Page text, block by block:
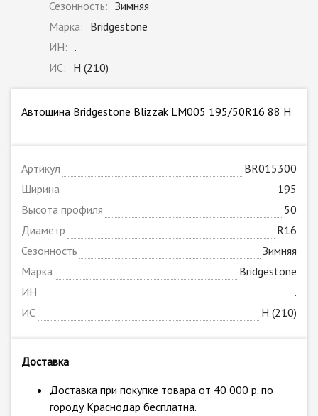
Сезонность: Зимняя
Марка: Bridgestone
ИН: .
ИС: H (210)
Автошина Bridgestone Blizzak LM005 195/50R16 88 H
Артикул
BR015300
Ширина
195
Высота профиля
50
Диаметр
R16
Сезонность
Зимняя
Марка
Bridgestone
ИН
.
ИС
H (210)
Доставка
Доставка при покупке товара от 40 000 р. по
городу Краснодар бесплатна.